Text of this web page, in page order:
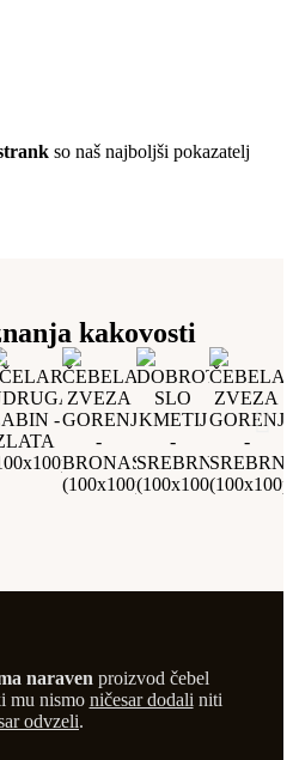
so naš najboljši pokazatelj
kakovosti
naraven proizvod čebel
mu nismo ničesar dodali niti
odvzeli.